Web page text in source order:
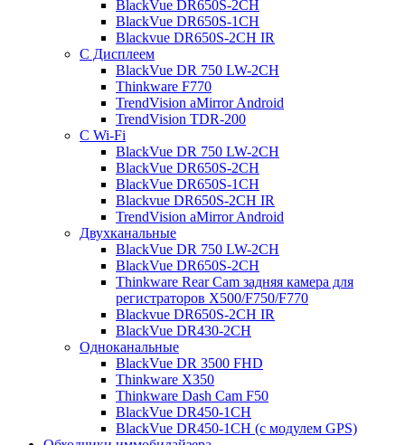
BlackVue DR650S-2CH
BlackVue DR650S-1CH
Blackvue DR650S-2CH IR
С Дисплеем
BlackVue DR 750 LW-2CH
Thinkware F770
TrendVision aMirror Android
TrendVision TDR-200
С Wi-Fi
BlackVue DR 750 LW-2CH
BlackVue DR650S-2CH
BlackVue DR650S-1CH
Blackvue DR650S-2CH IR
TrendVision aMirror Android
Двухканальные
BlackVue DR 750 LW-2CH
BlackVue DR650S-2CH
Thinkware Rear Cam задняя камера для
регистраторов X500/F750/F770
Blackvue DR650S-2CH IR
BlackVue DR430-2CH
Одноканальные
BlackVue DR 3500 FHD
Thinkware X350
Thinkware Dash Cam F50
BlackVue DR450-1CH
BlackVue DR450-1CH (с модулем GPS)